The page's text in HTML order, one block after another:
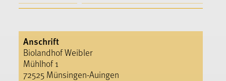
Anschrift
Biolandhof Weibler
Mühlhof 1
72525 Münsingen-Auingen